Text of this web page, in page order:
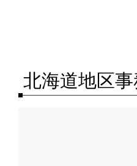
北海道地区